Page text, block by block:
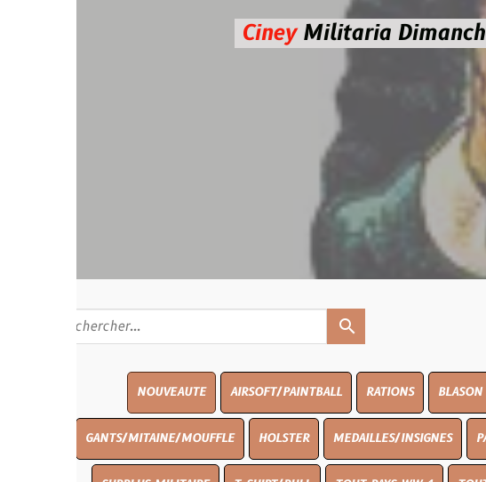
MilitariaDimanche25
AIRSOFT/PAINTBALL RATIONS BLASON MURAL
GANTS/MITAINE/MOUFFLE HOLSTER MEDAILLES/INSIGNES PANTALON/